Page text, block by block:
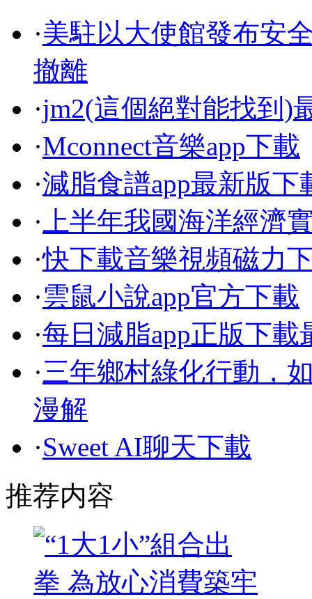
·美駐以大使館發布安
撤離
·jm2(這個絕對能找到)
·Mconnect音樂app下載
·減脂食譜app最新版下
· 上半年我國海洋經濟
·快下載音樂視頻磁力
·雲鼠小說app官方下載
·每日減脂app正版下載
·三年鄉村綠化行動，
漫解
·Sweet AI聊天下載
推荐内容